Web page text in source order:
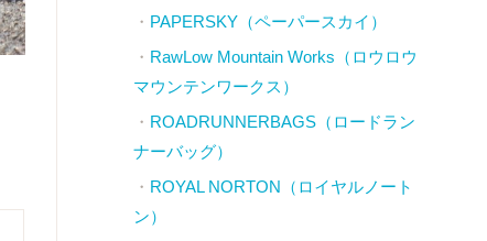
PAPERSKY（ペーパースカイ）
RawLow Mountain Works（ロウロウ
マウンテンワークス）
ROADRUNNERBAGS（ロードラン
ナーバッグ）
ROYAL NORTON（ロイヤルノート
ン）